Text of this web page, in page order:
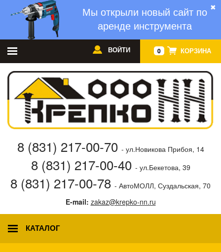
✖
Мы открыли новый сайт по
аренде инструмента
0 КОРЗИНА
ВОЙТИ
8 (831) 217-00-70 - ул.Новикова Прибоя, 14
8 (831) 217-00-40 - ул.Бекетова, 39
8 (831) 217-00-78 - АвтоМОЛЛ, Суздальская, 70
E-mail: zakaz@krepko-nn.ru
КАТАЛОГ